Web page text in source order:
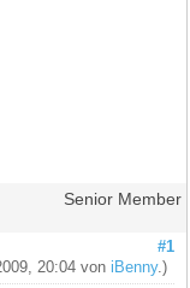
Senior Member
#1
20:04 voniBenny.)